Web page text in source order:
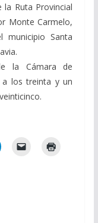
Ruta Provincial
Monte Carmelo,
Santa
la Cámara de
a los treinta y un